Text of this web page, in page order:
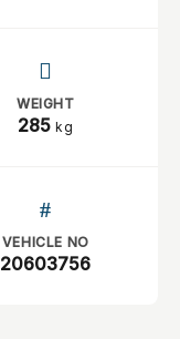
WEIGHT
285 kg
VEHICLE NO
20603756